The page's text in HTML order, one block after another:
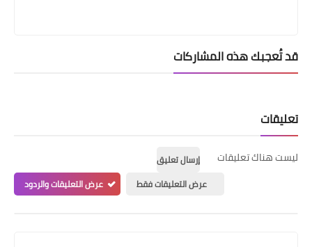
قد تُعجبك هذه المشاركات
تعليقات
ليست هناك تعليقات
إرسال تعليق
عرض التعليقات فقط
عرض التعليقات والردود